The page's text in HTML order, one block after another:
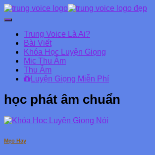
Chuyển
Danh
mục
chính
Trung Voice Là Ai?
Bài Viết
Khóa Học Luyện Giọng
Mic Thu Âm
Thu Âm
Luyện Giọng Miễn Phí
học phát âm chuẩn
Mẹo Hay